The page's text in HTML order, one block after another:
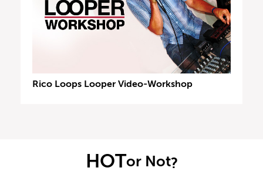
Rico Loops Looper Video-Workshop
HOTor Not?